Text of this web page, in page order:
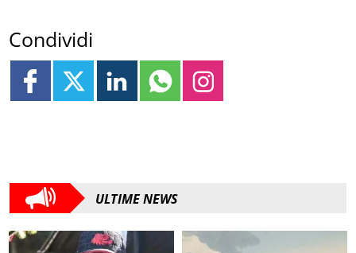
Condividi
ULTIME NEWS